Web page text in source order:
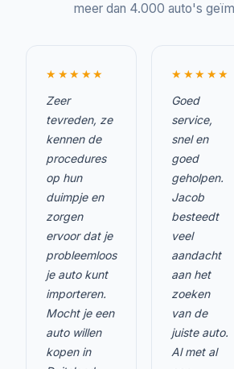
meer dan 4.000 auto's
★★★★★
Zeer
tevreden, ze
kennen de
procedures
op hun
duimpje en
zorgen
ervoor dat je
probleemloos
je auto kunt
importeren.
Mocht je een
auto willen
kopen in
★★★★★
Goed
service,
snel en
goed
geholpen.
Jacob
besteedt
veel
aandacht
aan het
zoeken
van de
juiste auto.
Al met al